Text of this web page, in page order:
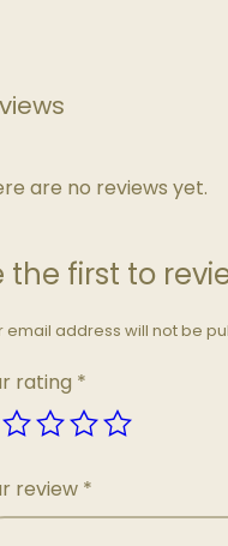
are no reviews yet.
the first to
email address will not be
rating *
review *